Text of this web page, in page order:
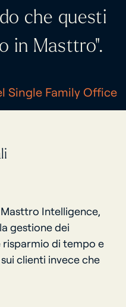
che questi
in Masttro".
Single Family Office
Intelligence,
gestione dei
di tempo e
clienti invece che